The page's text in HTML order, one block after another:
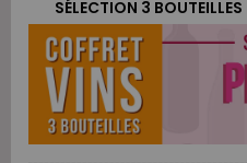
SÉLECTION 3 BOUTEILLES